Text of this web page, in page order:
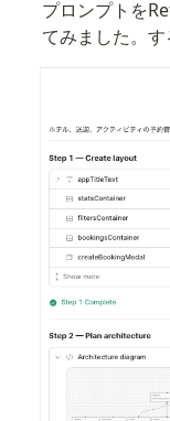
プロンプトを
てみました。す